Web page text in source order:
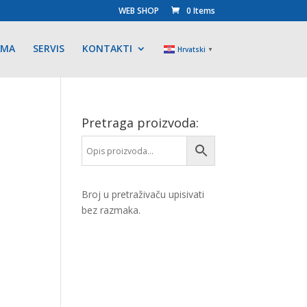
WEB SHOP 0 Items
SERVIS KONTAKTI Hrvatski ▼
Pretraga proizvoda:
Broj u pretraživaču upisivati
bez razmaka.